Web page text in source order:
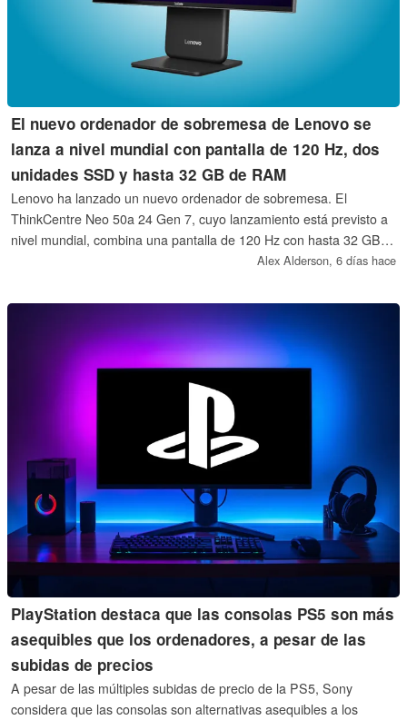
El nuevo ordenador de sobremesa de Lenovo se
lanza a nivel mundial con pantalla de 120 Hz, dos
unidades SSD y hasta 32 GB de RAM
Lenovo ha lanzado un nuevo ordenador de sobremesa. El
ThinkCentre Neo 50a 24 Gen 7, cuyo lanzamiento está previsto a
nivel mundial, combina una pantalla de 120 Hz con hasta 32 GB
de RAM, dos ranuras SSD M.2 2280 y una selección de
Alex Alderson, 6 días hace
PlayStation destaca que las consolas PS5 son más
asequibles que los ordenadores, a pesar de las
subidas de precios
A pesar de las múltiples subidas de precio de la PS5, Sony
considera que las consolas son alternativas asequibles a los